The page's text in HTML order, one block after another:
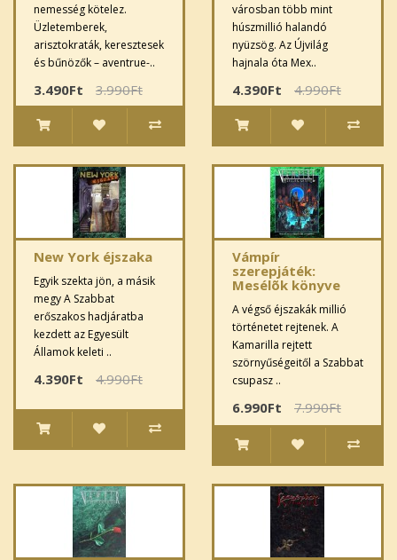
nemesség kötelez.
Üzletemberek,
arisztokraták, keresztesek
és bűnözők – aventrue-..
3.490Ft 3.990Ft
városban több mint
húszmillió halandó
nyüzsög. Az Újvilág
hajnala óta Mex..
4.390Ft 4.990Ft
New York éjszaka
Egyik szekta jön, a másik
megy A Szabbat
erőszakos hadjáratba
kezdett az Egyesült
Államok keleti ..
4.390Ft 4.990Ft
Vámpír
szerepjáték:
Mesélõk könyve
A végső éjszakák millió
történetet rejtenek. A
Kamarilla rejtett
szörnyűségeitől a Szabbat
csupasz ..
6.990Ft 7.990Ft